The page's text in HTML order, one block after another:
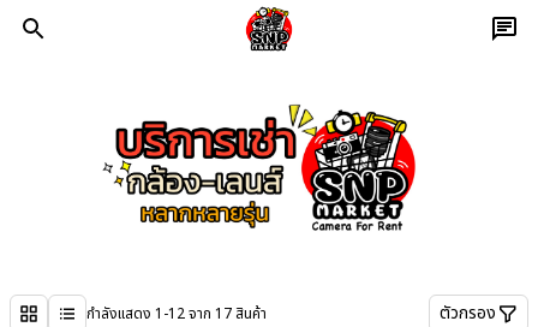
กำลังแสดง 1 -12จาก 17 สินค้า ตัวกรอง